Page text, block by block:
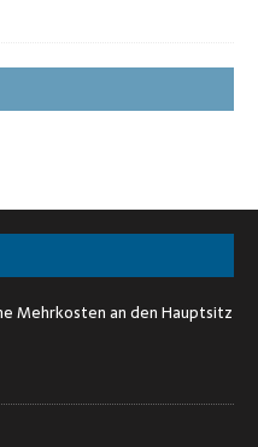
Mehrkosten an den Hauptsitz